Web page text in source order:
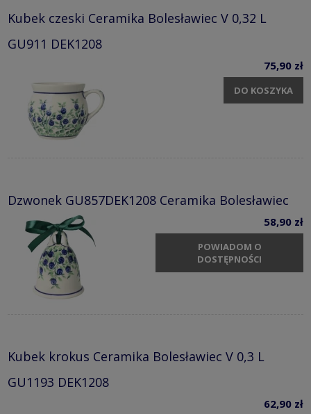
Kubek czeski Ceramika Bolesławiec V 0,32 L
GU911 DEK1208
75,90 zł
DO KOSZYKA
Dzwonek GU857DEK1208 Ceramika Bolesławiec
58,90 zł
POWIADOM O
DOSTĘPNOŚCI
Kubek krokus Ceramika Bolesławiec V 0,3 L
GU1193 DEK1208
62,90 zł